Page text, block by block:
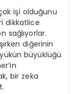
işi olduğunu
dikkatlice
sağlıyorlar.
diğerinin
büyüklüğü
bir zeka